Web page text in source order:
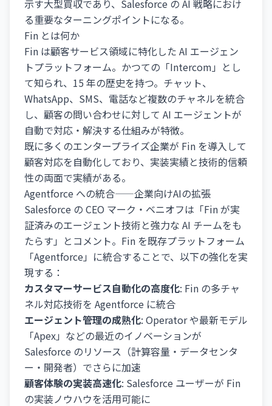
示す大型買収であり、Salesforce の AI 戦略におけ
る重要なターニングポイントになる。
Fin とは何か
Fin は顧客サービス領域に特化した AI エージェン
トプラットフォーム。かつての「Intercom」とし
て知られ、15 年の歴史を持つ。チャット、
WhatsApp、SMS、電話など複数のチャネルを統合
し、顧客の問い合わせに対して AI エージェントが
自動で対応・解決する仕組みが特徴。
既に多くのエンタープライズ企業が Fin を導入して
顧客対応を自動化しており、実装実績と技術的信頼
性の両面で実績がある。
Agentforce への統合——企業向けAIの拡張
Salesforce の CEO マーク・ベニオフは「Fin が実
証済みのエージェント技術と強力な AI チームをも
たらす」とコメント。Fin を既存プラットフォーム
「Agentforce」に統合することで、以下の強化を実
現する：
カスタマーサービス自動化の高度化: Fin の多チャ
ネル対応技術を Agentforce に統合
エージェント管理の成熟化: Operator や最新モデル
「Apex」などの最近のイノベーションが
Salesforce のリソース（計算容量・データセンタ
ー・開発者）でさらに加速
顧客体験の実装高速化: Salesforce ユーザーが Fin
の実装ノウハウを活用可能に